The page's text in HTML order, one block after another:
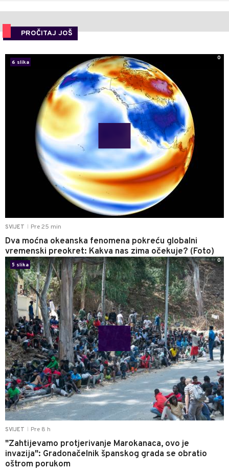
PROČITAJ JOŠ
SVIJET Pre 25 min
Dva moćna okeanska fenomena pokreću globalni
vremenski preokret: Kakva nas zima očekuje? (Foto)
6 slika
0
SVIJET Pre 8 h
"Zahtijevamo protjerivanje Marokanaca, ovo je
invazija": Gradonačelnik španskog grada se obratio
oštrom porukom
5 slika
0